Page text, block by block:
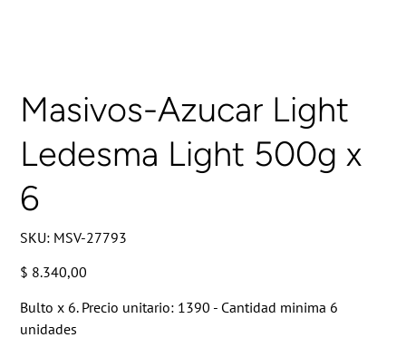
Masivos-Azucar Light
Ledesma Light 500g x
6
SKU: SKU
MSV-
MSV-27793
Precio
$ 8.340,00
Bulto x 6. Precio unitario: 1390 - Cantidad minima 6
unidades